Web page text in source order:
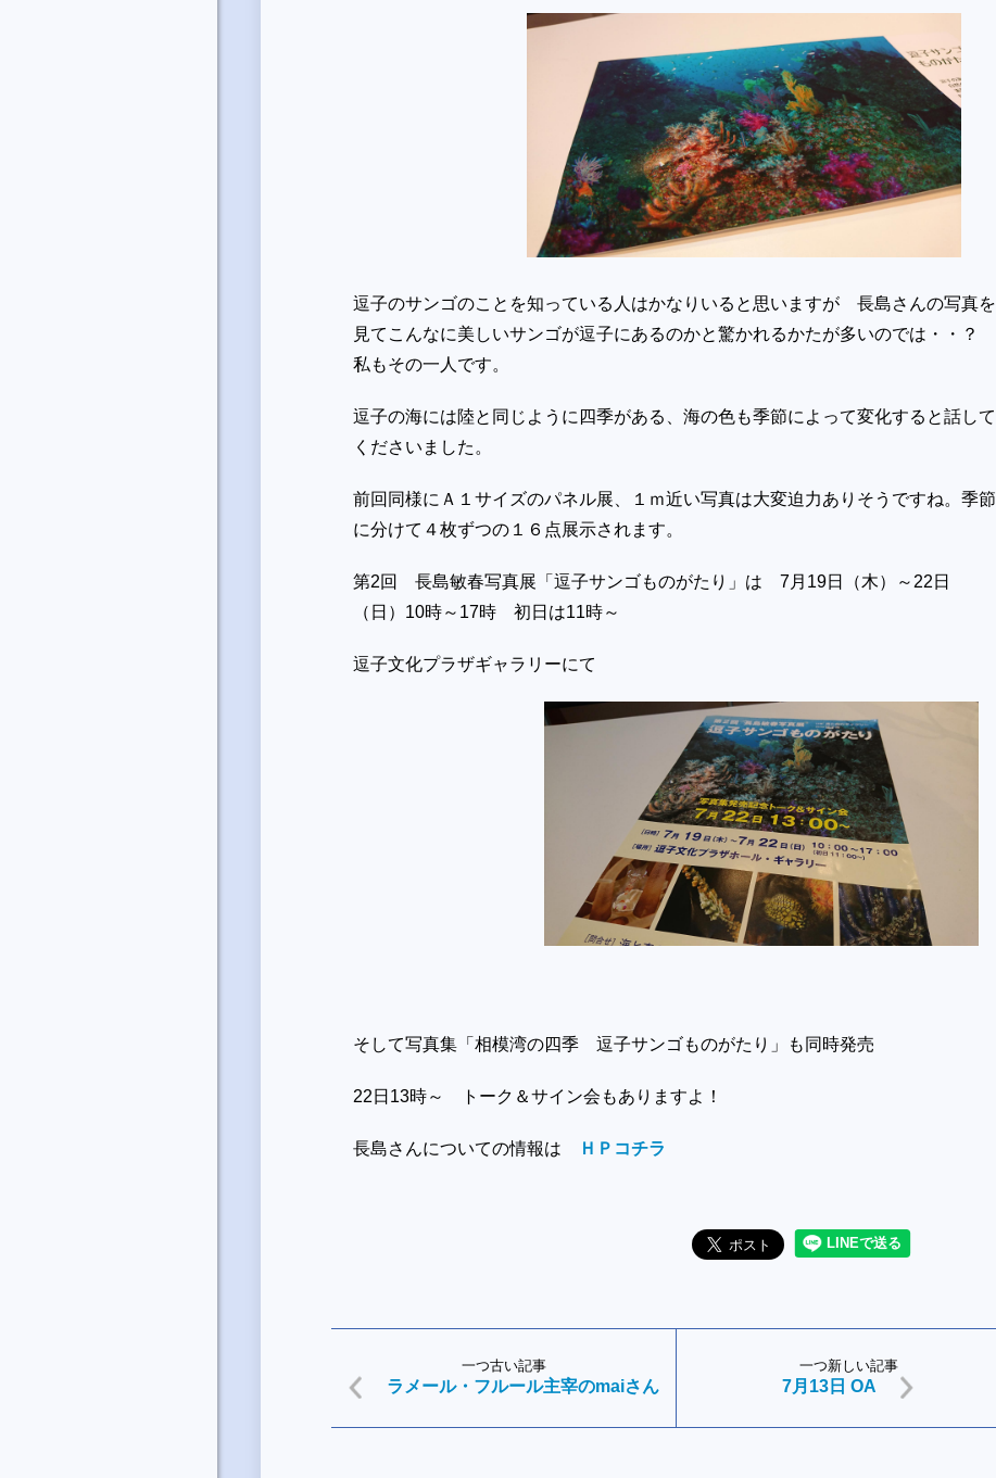
逗子のサンゴのことを知っている人はかなりいると思いますが 長島さんの写真を
見てこんなに美しいサンゴが逗子にあるのかと驚かれるかたが多いのでは・・？
私もその一人です。
逗子の海には陸と同じように四季がある、海の色も季節によって変化すると話して
くださいました。
前回同様にＡ１サイズのパネル展、１ｍ近い写真は大変迫力ありそうですね。季節
に分けて４枚ずつの１６点展示されます。
第2回 長島敏春写真展「逗子サンゴものがたり」は 7月19日（木）～22日
（日）10時～17時 初日は11時～
逗子文化プラザギャラリーにて
そして写真集「相模湾の四季 逗子サンゴものがたり」も同時発売
22日13時～ トーク＆サイン会もありますよ！
長島さんについての情報は ＨＰコチラ
一つ古い記事
ラメール・フルール主宰のmaiさん
一つ新しい記事
7月13日 OA